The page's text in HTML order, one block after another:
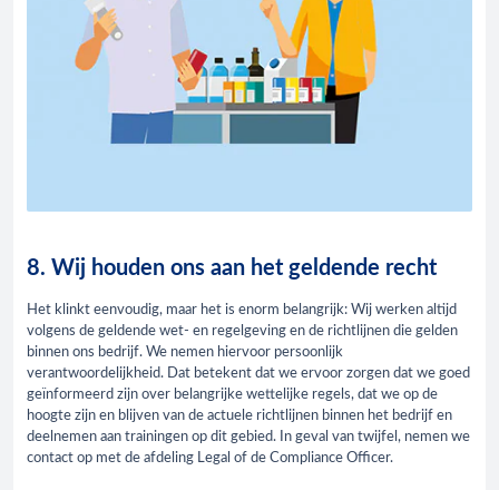
8. Wij houden ons aan het geldende recht
Het klinkt eenvoudig, maar het is enorm belangrijk: Wij werken altijd
volgens de geldende wet- en regelgeving en de richtlijnen die gelden
binnen ons bedrijf. We nemen hiervoor persoonlijk
verantwoordelijkheid. Dat betekent dat we ervoor zorgen dat we goed
geïnformeerd zijn over belangrijke wettelijke regels, dat we op de
hoogte zijn en blijven van de actuele richtlijnen binnen het bedrijf en
deelnemen aan trainingen op dit gebied. In geval van twijfel, nemen we
contact op met de afdeling Legal of de Compliance Officer.